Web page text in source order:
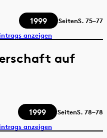
1999 SeitenS. 75–77
anzeigen
auf
1999 SeitenS. 78–78
anzeigen